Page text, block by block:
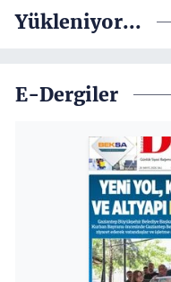
Yükleniyor...
E-Dergiler